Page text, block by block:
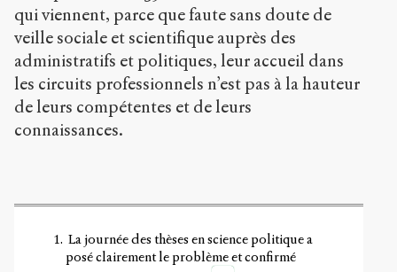
qui viennent, parce que faute sans doute de
veille sociale et scientifique auprès des
administratifs et politiques, leur accueil dans
les circuits professionnels n’est pas à la hauteur
de leurs compétentes et de leurs
connaissances.
La journée des thèses en science politique a
posé clairement le problème et confirmé